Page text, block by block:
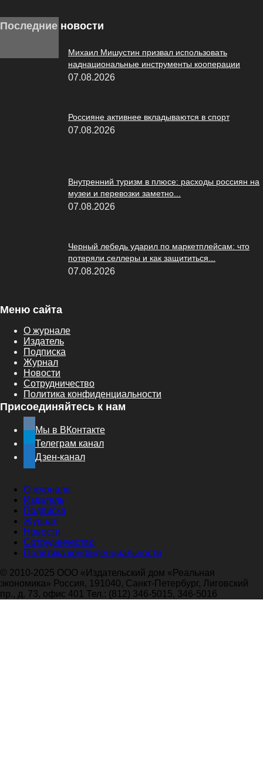
Последние новости
Михаил Мишустин призвал использовать
наднациональные инструменты кооперации
07.08.2026
Россияне активнее вкладываются в спорт
07.08.2026
Внутренний туризм в плюсе: расходы россиян на
музеи и перевозки заметно...
07.08.2026
Черный лебедь ударил по маркетплейсам: что
потеряли селлеры и как защититься...
07.08.2026
Меню сайта
О журнале
Издатель
Подписка
Журнал
Новости
Сотрудничество
Политика конфиденциальности
Присоединяйтесь к нам
Мы в ВКонтакте
Телеграм канал
Дзен-канал
О журнале
Издатель
Подписка
Журнал
Новости
Сотрудничество
Политика конфиденциальности
© 2010-2025 ООО «Издательский дом «Реальная
экономика» Россия, 191040, Санкт-Петербург, Лиговский
пр., д. 73, офис 401 Тел.: (812) 346-5015, 346-5016